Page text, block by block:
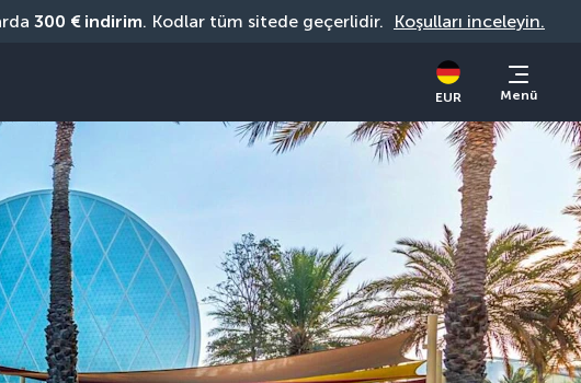
300 € indirim. Kodlar tüm sitede geçerlidir. Koşulları inceleyin.
EUR Menü